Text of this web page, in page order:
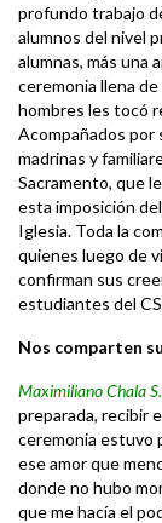
profundo trabajo
alumnos del nivel
alumnas, más una
ceremonia llena
hombres les tocó
Acompañados
madrinas y
Sacramento, que
esta imposición
Iglesia. Toda la
quienes luego de
confirman sus
estudiantes del
Nos comparten
Maximiliano Chala
preparada, recibir
ceremonia estuvo
ese amor que
donde no hubo
que me hacía el